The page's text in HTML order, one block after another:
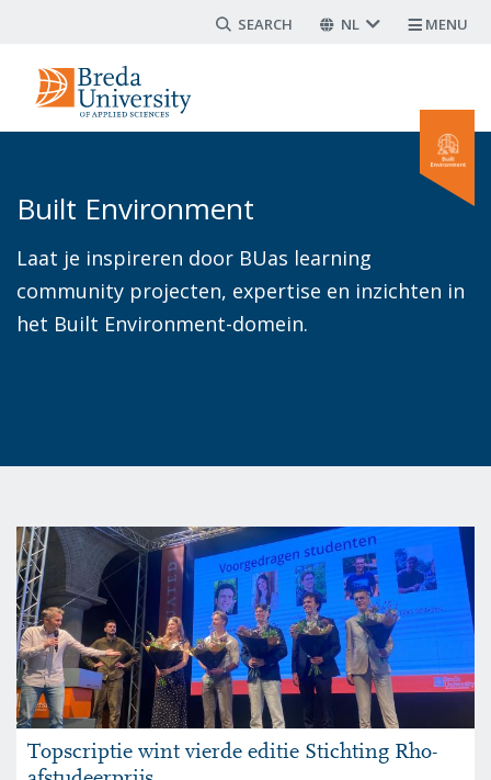
naar
Search form
NL MENU
Built Environment
Laat je inspireren door BUas learning
community projecten, expertise en inzichten in
het Built Environment-domein.
Topscriptie wint vierde editie Stichting Rho-